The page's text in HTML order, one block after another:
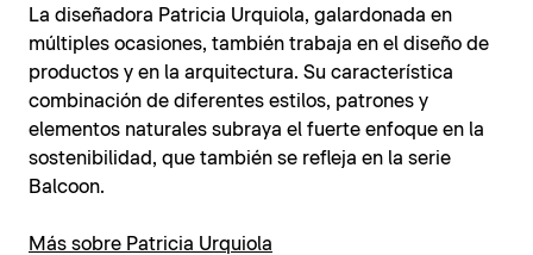
La diseñadora Patricia Urquiola, galardonada en
múltiples ocasiones, también trabaja en el diseño de
productos y en la arquitectura. Su característica
combinación de diferentes estilos, patrones y
elementos naturales subraya el fuerte enfoque en la
sostenibilidad, que también se refleja en la serie
Balcoon.
Más sobre Patricia Urquiola